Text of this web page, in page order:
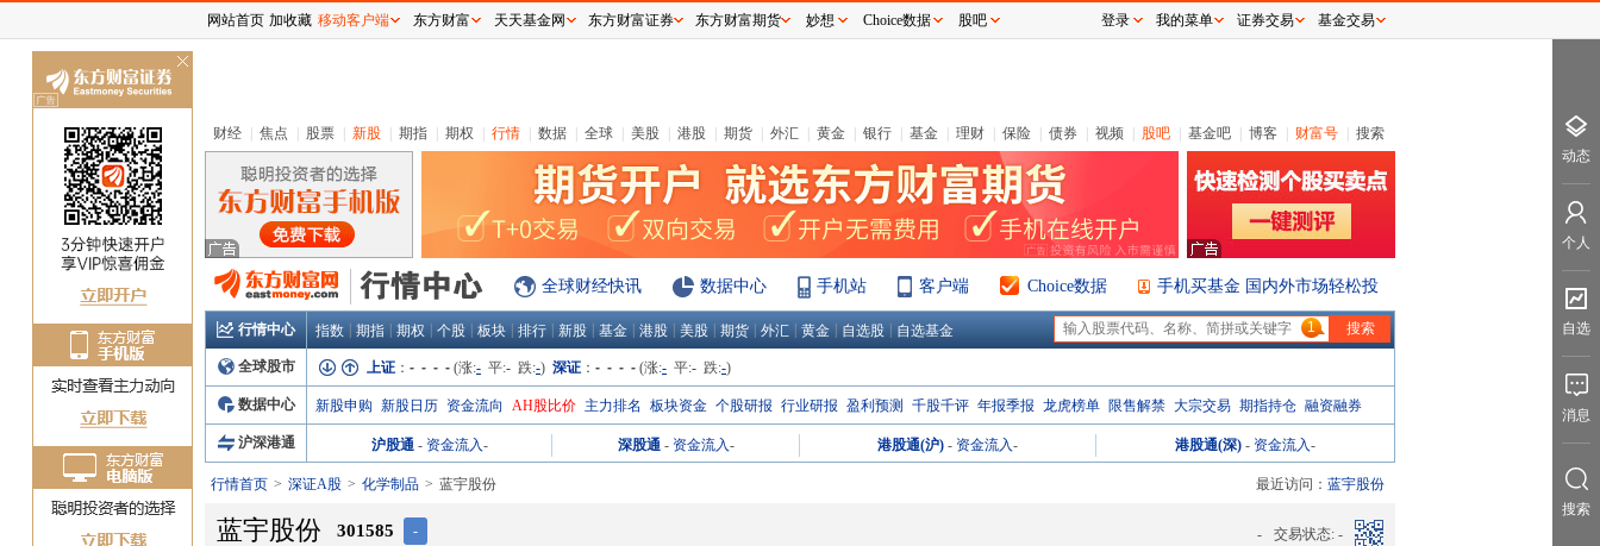
财经 焦点 股票 新股 期指 期权 行情 数据 全球 美股 港股 期货 外汇 黄金 银行 基金 理财 保险 债券 视频 股吧 基金吧 博客 财富号 搜索
全球财经快讯 数据中心 手机站 客户端 Choice数据 手机买基金 国内外市场轻松投
行情中心 指数 期指 期权 个股 板块 排行 新股 基金 港股 美股 期货 外汇 黄金 自选股 自选基金 1
全球股市 上证 ： - - - - (涨:- 平:- 跌:-) 深证 ： - - - - (涨:- 平:- 跌:-)
数据中心 新股申购 新股日历 资金流向 AH股比价 主力排名 板块资金 个股研报 行业研报 盈利预测 千股千评 年报季报 龙虎榜单 限售解禁 大宗交易 期指持仓 融资融券
沪深港通 沪股通 - 资金流入- 深股通 - 资金流入- 港股通(沪) - 资金流入- 港股通(深) - 资金流入-
行情首页 深证A股 化学制品 蓝宇股份 最近访问： 蓝宇股份
蓝宇股份 301585 - - 交易状态: -
网站首页 加收藏 移动客户端 东方财富 天天基金网 东方财富证券 东方财富期货 妙想 Choice数据 股吧 登录 我的菜单 证券交易 基金交易
动态
个人
自选
消息
搜索